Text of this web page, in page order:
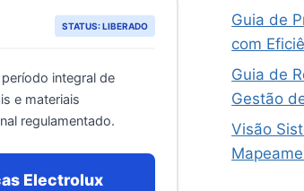
STATUS: LIBERADO
integral de
e materiais
regulamentado.
Electrolux
Guia de
com
Guia de
Gestão
Visão